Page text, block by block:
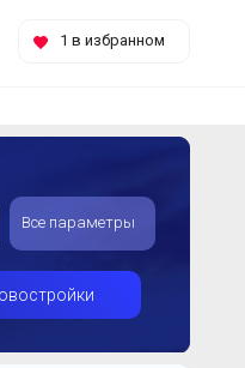
1 в избранном
Все параметры